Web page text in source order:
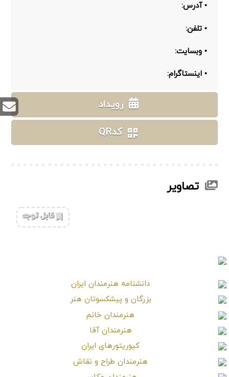
• آدرس:
• تلفن:
• وبسایت:
• اینستاگرام:
رویداد
کدQR
تصاویر
‌قابل توجه